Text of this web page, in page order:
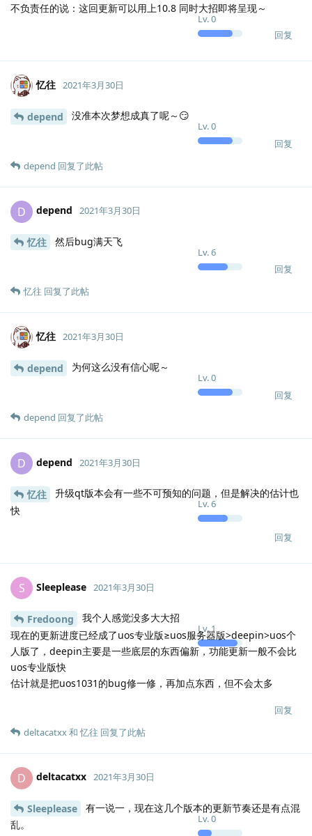
Lv.0
不负责任的说：这回更新可以用上10.8 同时大招即将呈现～
回复
忆往
Lv.0
2021年3月30日
depend 没准本次梦想成真了呢～😏
回复
depend 回复了此帖
D depend
Lv.6
2021年3月30日
忆往 然后bug满天飞
回复
忆往 回复了此帖
忆往
Lv.0
2021年3月30日
depend 为何这么没有信心呢～
回复
depend 回复了此帖
D depend
Lv.6
2021年3月30日
忆往
升级qt版本会有一些不可预知的问题，但是解决的估计也
快
回复
S Sleeplease
Lv.1
2021年3月30日
Fredoong
我个人感觉没多大大招
现在的更新进度已经成了uos专业版≥uos服务器版>deepin>uos个
人版了，deepin主要是一些底层的东西偏新，功能更新一般不会比
uos专业版快
估计就是把uos1031的bug修一修，再加点东西，但不会太多
回复
deltacatxx和 忆往 回复了此帖
D deltacatxx
Lv.0
2021年3月30日
Sleeplease
有一说一，现在这几个版本的更新节奏还是有点混
乱。